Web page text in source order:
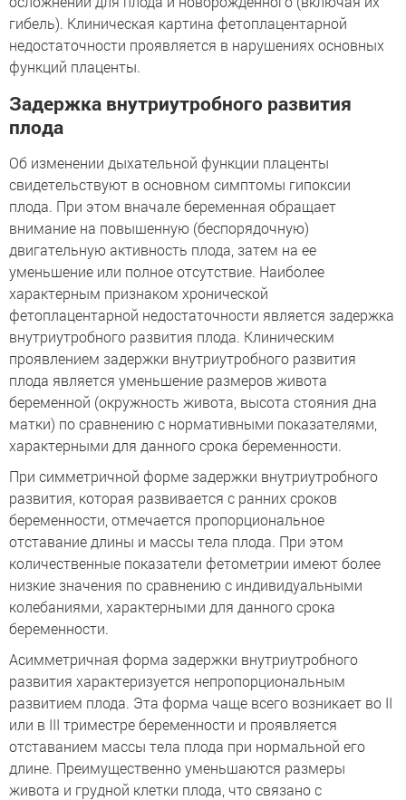
гибель). Клиническая картина фетоплацентарной
недостаточности проявляется в нарушениях основных
функций плаценты.
Задержка внутриутробного развития
плода
Об изменении дыхательной функции плаценты
свидетельствуют в основном симптомы гипоксии
плода. При этом вначале беременная обращает
внимание на повышенную (беспорядочную)
двигательную активность плода, затем на ее
уменьшение или полное отсутствие. Наиболее
характерным признаком хронической
фетоплацентарной недостаточности является задержка
внутриутробного развития плода. Клиническим
проявлением задержки внутриутробного развития
плода является уменьшение размеров живота
беременной (окружность живота, высота стояния дна
матки) по сравнению с нормативными показателями,
характерными для данного срока беременности.
При симметричной форме задержки внутриутробного
развития, которая развивается с ранних сроков
беременности, отмечается пропорциональное
отставание длины и массы тела плода. При этом
количественные показатели фетометрии имеют более
низкие значения по сравнению с индивидуальными
колебаниями, характерными для данного срока
беременности.
Асимметричная форма задержки внутриутробного
развития характеризуется непропорциональным
развитием плода. Эта форма чаще всего возникает во II
или в III триместре беременности и проявляется
отставанием массы тела плода при нормальной его
длине. Преимущественно уменьшаются размеры
живота и грудной клетки плода, что связано с